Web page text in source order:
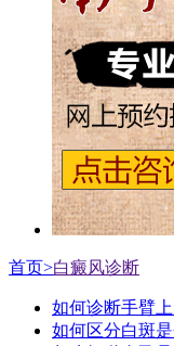
首页>白癜风诊断
如何诊断手臂
如何区分白斑